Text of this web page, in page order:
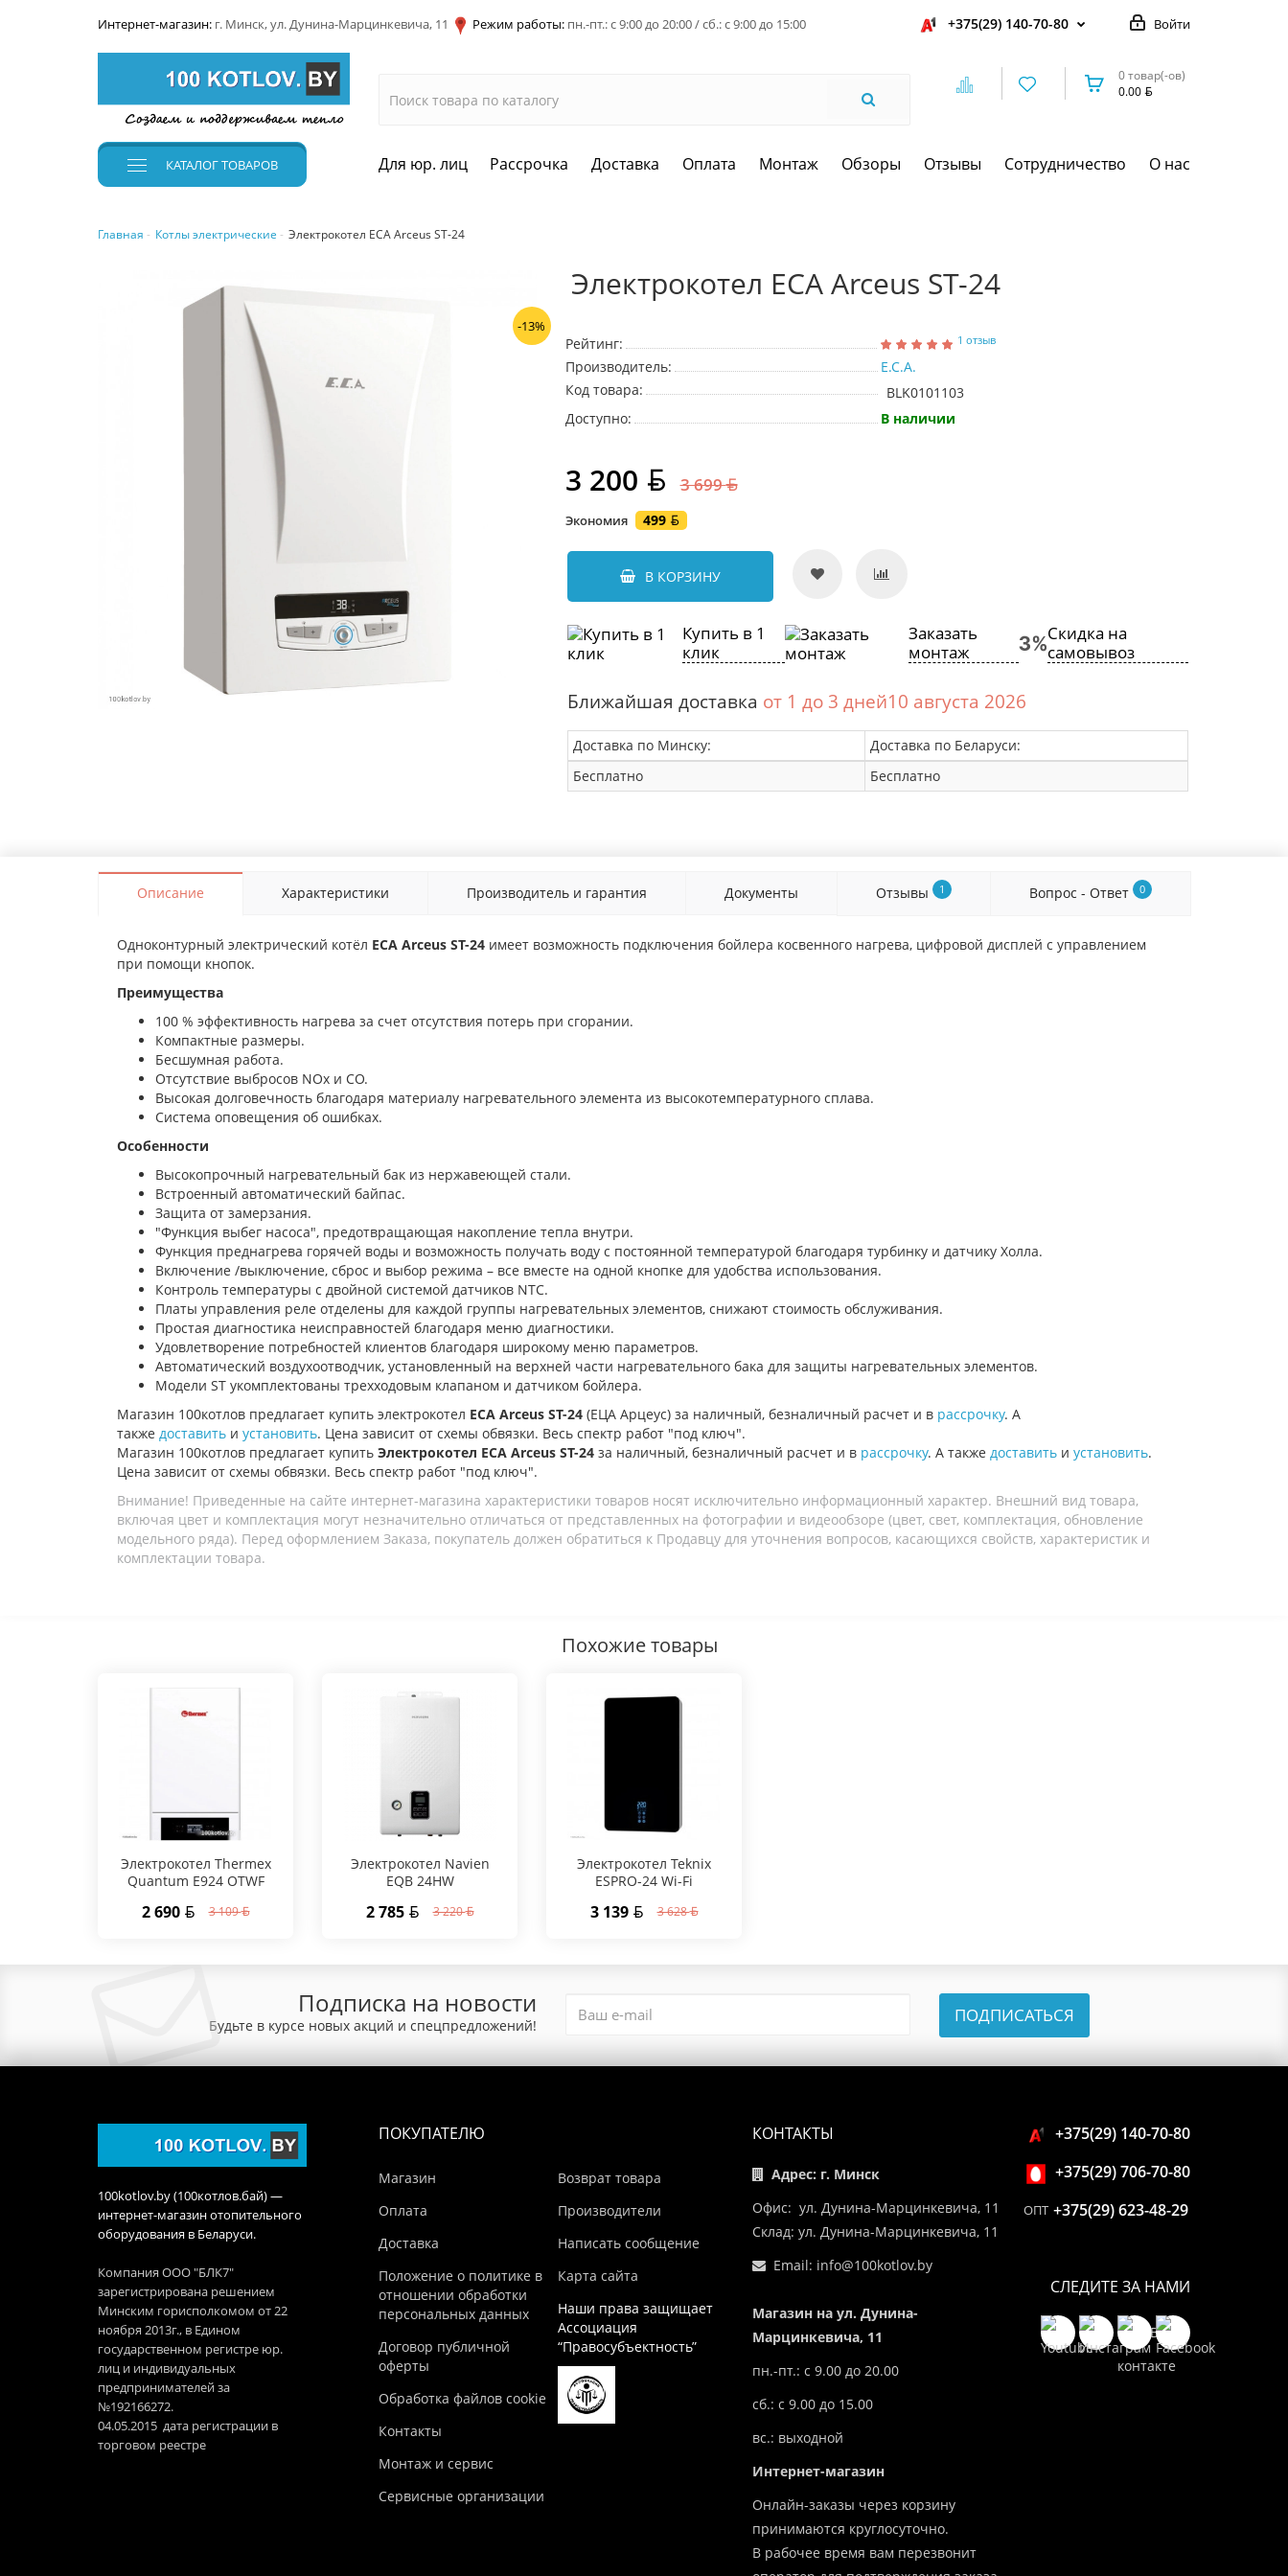
Интернет-магазин: г. Минск, ул. Дунина-Марцинкевича, 11 Режим работы: пн.-пт.: с 9:00 до 20:00 / сб.: с 9:00 до 15:00 Войти
+375(29) 140-70-80
0 товар(-ов)
0.00
КАТАЛОГТОВАРОВ Для юр. лиц Рассрочка Доставка Оплата Монтаж Обзоры Отзывы Сотрудничество О нас
Главная Котлы электрические Электрокотел ECA Arceus ST-24
-13%
Электрокотел ECA Arceus ST-24
Рейтинг: 1 отзыв
Производитель:
E.C.A.
Код товара:
BLK0101103
Доступно:
В наличии
3 200 3 699
Экономия 499
В КОРЗИНУ
Купить в 1
клик
Заказать
монтаж
Скидка на
самовывоз
Ближайшая доставка от 1 до 3 дней10 августа 2026
Доставка по Минску:
Доставка по Беларуси:
Бесплатно
Бесплатно
Описание Характеристики Производитель и гарантия Документы Отзывы 1 Вопрос - Ответ 0
Одноконтурный электрический котёл ECA Arceus ST-24 имеет возможность подключения бойлера косвенного нагрева, цифровой дисплей с управлением
при помощи кнопок.
Преимущества
100 % эффективность нагрева за счет отсутствия потерь при сгорании.
Компактные размеры.
Бесшумная работа.
Отсутствие выбросов NOx и CO.
Высокая долговечность благодаря материалу нагревательного элемента из высокотемпературного сплава.
Система оповещения об ошибках.
Особенности
Высокопрочный нагревательный бак из нержавеющей стали.
Встроенный автоматический байпас.
Защита от замерзания.
"Функция выбег насоса", предотвращающая накопление тепла внутри.
Функция преднагрева горячей воды и возможность получать воду с постоянной температурой благодаря турбинку и датчику Холла.
Включение /выключение, сброс и выбор режима – все вместе на одной кнопке для удобства использования.
Контроль температуры с двойной системой датчиков NTC.
Платы управления реле отделены для каждой группы нагревательных элементов, снижают стоимость обслуживания.
Простая диагностика неисправностей благодаря меню диагностики.
Удовлетворение потребностей клиентов благодаря широкому меню параметров.
Автоматический воздухоотводчик, установленный на верхней части нагревательного бака для защиты нагревательных элементов.
Модели ST укомплектованы трехходовым клапаном и датчиком бойлера.
Магазин 100котлов предлагает купить электрокотел ECA Arceus ST-24 (ЕЦА Арцеус) за наличный, безналичный расчет и в рассрочку. А
также доставить и установить. Цена зависит от схемы обвязки. Весь спектр работ "под ключ".
Магазин 100котлов предлагает купить Электрокотел ECA Arceus ST-24 за наличный, безналичный расчет и в рассрочку. А также доставить и установить.
Цена зависит от схемы обвязки. Весь спектр работ "под ключ".
Внимание! Приведенные на сайте интернет-магазина характеристики товаров носят исключительно информационный характер. Внешний вид товара,
включая цвет и комплектация могут незначительно отличаться от представленных на фотографии и видеообзоре (цвет, свет, комплектация, обновление
модельного ряда). Перед оформлением Заказа, покупатель должен обратиться к Продавцу для уточнения вопросов, касающихся свойств, характеристик и
комплектации товара.
Похожие товары
Электрокотел Thermex
Quantum E924 OTWF
2 690 3 109
Электрокотел Navien
EQB 24HW
2 785 3 220
Электрокотел Teknix
ESPRO-24 Wi-Fi
3 139 3 628
Подписка на новости
Будьте в курсе новых акций и спецпредложений! ПОДПИСАТЬСЯ
100kotlov.by (100котлов.бай) —
интернет-магазин отопительного
оборудования в Беларуси.
Компания ООО "БЛК7"
зарегистрирована решением
Минским горисполкомом от 22
ноября 2013г., в Едином
государственном регистре юр.
лиц и индивидуальных
предпринимателей за
№192166272.
04.05.2015 дата регистрации в
торговом реестре
ПОКУПАТЕЛЮ
Магазин
Оплата
Доставка
Положение о политике в
отношении обработки
персональных данных
Договор публичной
оферты
Обработка файлов cookie
Контакты
Монтаж и сервис
Сервисные организации
Возврат товара
Производители
Написать сообщение
Карта сайта
Наши права защищает
Ассоциация
“Правосубъектность”
КОНТАКТЫ
Адрес: г. Минск
Офис: ул. Дунина-Марцинкевича, 11
Склад: ул. Дунина-Марцинкевича, 11
Email: info@100kotlov.by
Магазин на ул. Дунина-
Марцинкевича, 11
пн.-пт.: с 9.00 до 20.00
сб.: с 9.00 до 15.00
вс.: выходной
Интернет-магазин
Онлайн-заказы через корзину
принимаются круглосуточно.
В рабочее время вам перезвонит
+375(29) 140-70-80
+375(29) 706-70-80
ОПТ +375(29) 623-48-29
СЛЕДИТЕ ЗА НАМИ